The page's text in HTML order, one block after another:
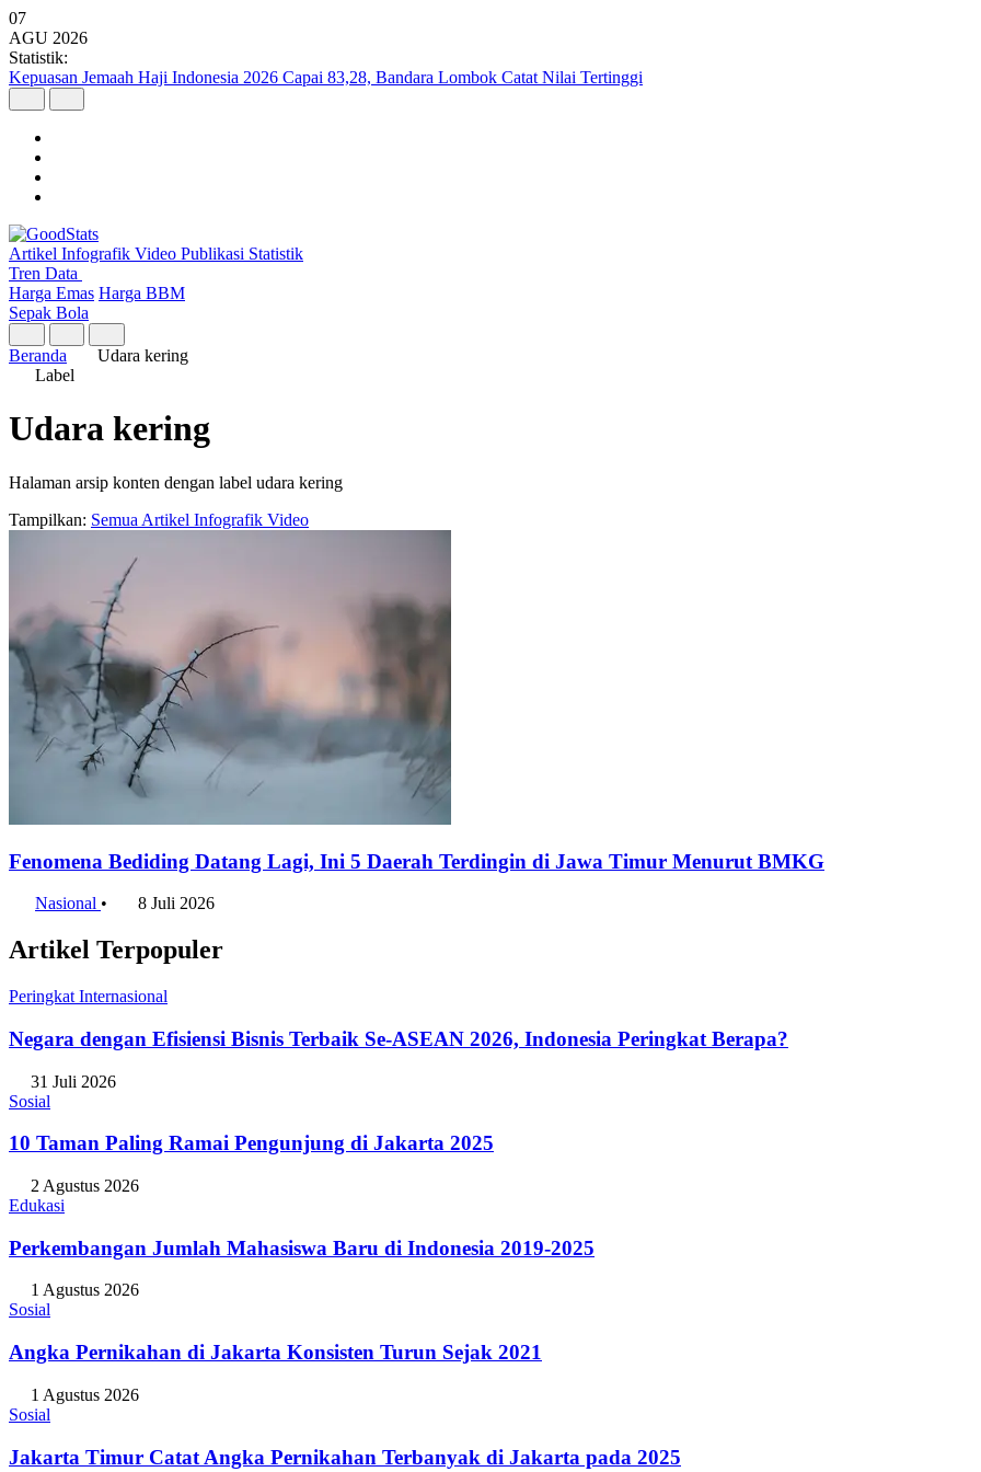
07
AGU 2026
Statistik:
Kepuasan Jemaah Haji Indonesia 2026 Capai 83,28, Bandara Lombok Catat Nilai Tertinggi
Artikel Infografik Video Publikasi Statistik
Tren Data
Harga Emas Harga BBM
Sepak Bola
Beranda
Udara kering
Label
Udara kering
Halaman arsip konten dengan label udara kering
Tampilkan: Semua Artikel Infografik Video
Fenomena Bediding Datang Lagi, Ini 5 Daerah Terdingin di Jawa Timur Menurut BMKG
Nasional • 8 Juli 2026
Artikel Terpopuler
Peringkat Internasional
Negara dengan Efisiensi Bisnis Terbaik Se-ASEAN 2026, Indonesia Peringkat Berapa?
31 Juli 2026
Sosial
10 Taman Paling Ramai Pengunjung di Jakarta 2025
2 Agustus 2026
Edukasi
Perkembangan Jumlah Mahasiswa Baru di Indonesia 2019-2025
1 Agustus 2026
Sosial
Angka Pernikahan di Jakarta Konsisten Turun Sejak 2021
1 Agustus 2026
Sosial
Jakarta Timur Catat Angka Pernikahan Terbanyak di Jakarta pada 2025